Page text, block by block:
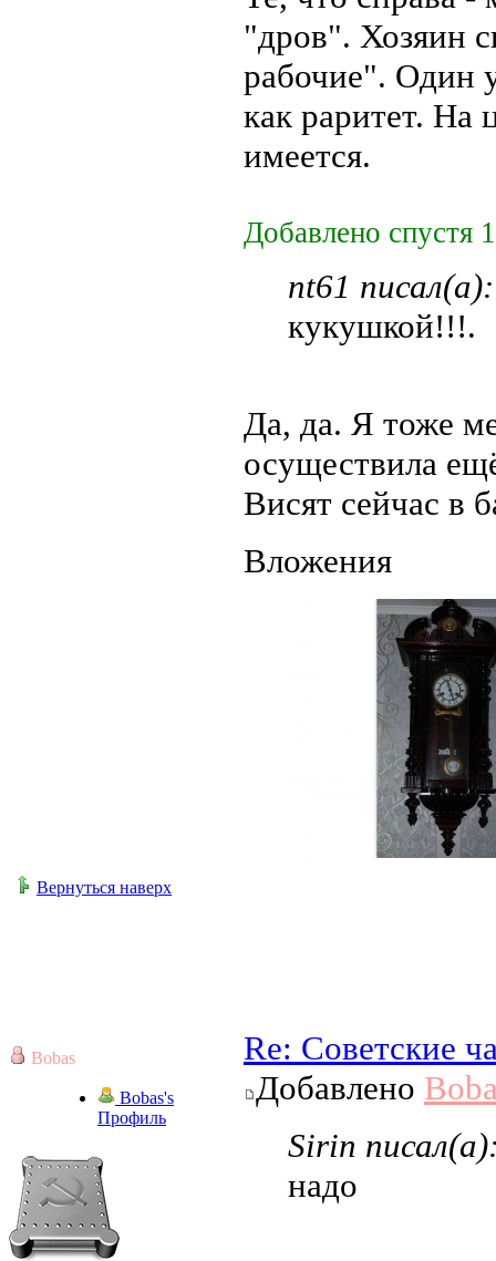
"дров". Хозяин
рабочие". Один
как раритет. На
имеется.
Добавлено спустя
nt61 писал(а):
кукушкой!!!.
Да, да. Я тоже
осуществила
Висят сейчас в
Вложения
Вернуться наверх
Bobas
Bobas's
Профиль
Re: Советские
Добавлено
Sirin
надо